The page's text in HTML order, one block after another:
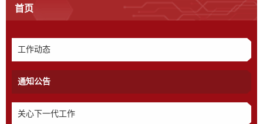
首页
工作动态
通知公告
关心下一代工作